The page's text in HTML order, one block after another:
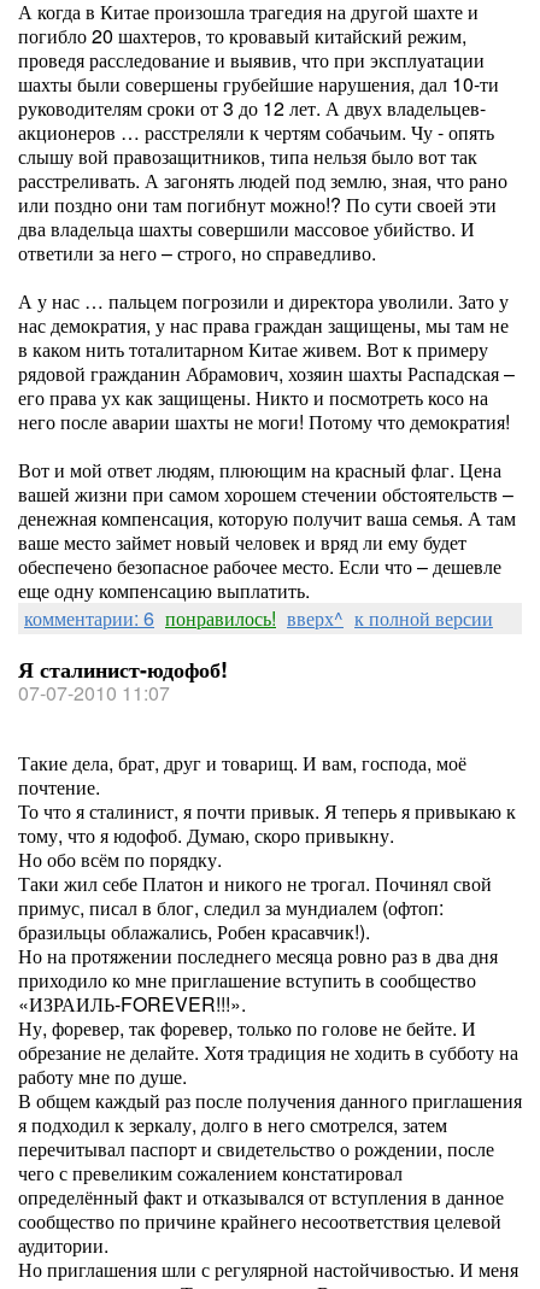
А когда в Китае произошла трагедия на другой шахте и
погибло 20 шахтеров, то кровавый китайский режим,
проведя расследование и выявив, что при эксплуатации
шахты были совершены грубейшие нарушения, дал 10-ти
руководителям сроки от 3 до 12 лет. А двух владельцев-
акционеров … расстреляли к чертям собачьим. Чу - опять
слышу вой правозащитников, типа нельзя было вот так
расстреливать. А загонять людей под землю, зная, что рано
или поздно они там погибнут можно!? По сути своей эти
два владельца шахты совершили массовое убийство. И
ответили за него – строго, но справедливо.
А у нас … пальцем погрозили и директора уволили. Зато у
нас демократия, у нас права граждан защищены, мы там не
в каком нить тоталитарном Китае живем. Вот к примеру
рядовой гражданин Абрамович, хозяин шахты Распадская –
его права ух как защищены. Никто и посмотреть косо на
него после аварии шахты не моги! Потому что демократия!
Вот и мой ответ людям, плюющим на красный флаг. Цена
вашей жизни при самом хорошем стечении обстоятельств –
денежная компенсация, которую получит ваша семья. А там
ваше место займет новый человек и вряд ли ему будет
обеспечено безопасное рабочее место. Если что – дешевле
еще одну компенсацию выплатить.
комментарии: 6 понравилось! вверх^ к полной версии
Я сталинист-юдофоб!
07-07-2010 11:07
Такие дела, брат, друг и товарищ. И вам, господа, моё
почтение.
То что я сталинист, я почти привык. Я теперь я привыкаю к
тому, что я юдофоб. Думаю, скоро привыкну.
Но обо всём по порядку.
Таки жил себе Платон и никого не трогал. Починял свой
примус, писал в блог, следил за мундиалем (офтоп:
бразильцы облажались, Робен красавчик!).
Но на протяжении последнего месяца ровно раз в два дня
приходило ко мне приглашение вступить в сообщество
«ИЗРАИЛЬ-FOREVER!!!».
Ну, форевер, так форевер, только по голове не бейте. И
обрезание не делайте. Хотя традиция не ходить в субботу на
работу мне по душе.
В общем каждый раз после получения данного приглашения
я подходил к зеркалу, долго в него смотрелся, затем
перечитывал паспорт и свидетельство о рождении, после
чего с превеликим сожалением констатировал
определённый факт и отказывался от вступления в данное
сообщество по причине крайнего несоответствия целевой
аудитории.
Но приглашения шли с регулярной настойчивостью. И меня